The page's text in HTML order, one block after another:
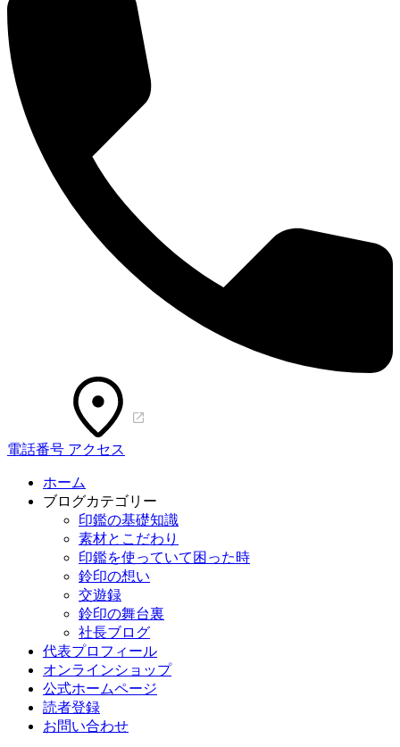
電話番号 アクセス
ホーム
ブログカテゴリー
印鑑の基礎知識
素材とこだわり
印鑑を使っていて困った時
鈴印の想い
交遊録
鈴印の舞台裏
社長ブログ
代表プロフィール
オンラインショップ
公式ホームページ
読者登録
お問い合わせ